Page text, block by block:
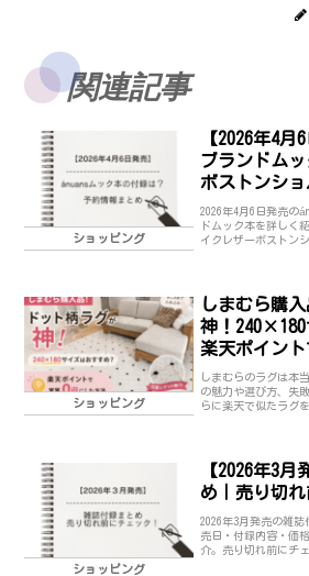
関連記事
ショッピング
【2026年4月
ブランドム
ボストンシ
2026年4月6日発売の
ドムック本を詳しく
イクレザーボストン
ショッピング
しまむら購
神！240×180
楽天ポイン
法
しまむらのラグは本
の魅力や選び方、失
らに楽天で似たラグ
ショッピング
【2026年3
め｜売り切れ
2026年3月発売の雑
売日・付録内容・価
介。売り切れ前にチ